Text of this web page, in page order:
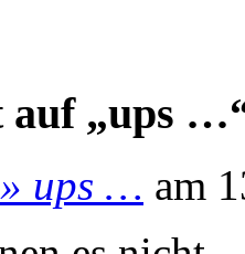
auf „ups
ups … am